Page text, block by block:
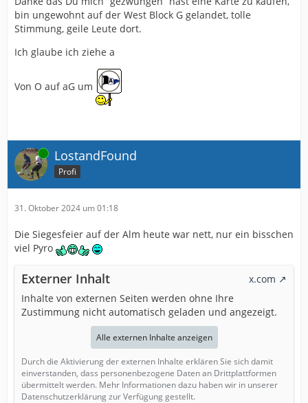
wichtigere damit wir wieder in die 2 Liga kommen.
bin ungewohnt auf der West Block G gelandet, tolle
Stimmung, geile Leute dort.
Ich glaube ich ziehe a
Von O auf aG um
Online LostandFound
Profi
31. Oktober 2024 um 01:18
Die Siegesfeier auf der Alm heute war nett, nur ein bisschen
viel Pyro
Externer Inhalt
x.com
Inhalte von externen Seiten werden ohne Ihre
Zustimmung nicht automatisch geladen und angezeigt.
Alle externen Inhalte anzeigen
Durch die Aktivierung der externen Inhalte erklären Sie sich damit
einverstanden, dass personenbezogene Daten an Drittplattformen
übermittelt werden. Mehr Informationen dazu haben wir in unserer
Datenschutzerklärung zur Verfügung gestellt.